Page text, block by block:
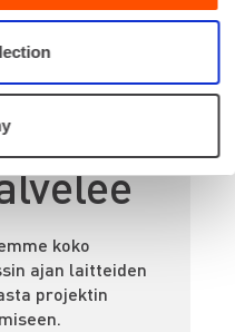
koko
ajan laitteiden
projektin